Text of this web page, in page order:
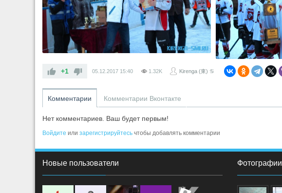
+1 05.12.2017 15:40 1.32K Kirenga (東) ♋
Комментарии Комментарии Вконтакте
Нет комментариев. Ваш будет первым!
Войдите или зарегистрируйтесь чтобы добавлять комментарии
Новые пользователи Фотографии